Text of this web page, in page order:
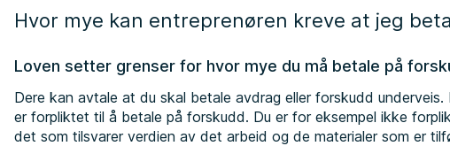
Hvor mye kan entreprenøren kreve at jeg
Loven setter grenser for hvor mye du må betale på
Dere kan avtale at du skal betale avdrag eller forskudd
er forpliktet til å betale på forskudd. Du er for eksempel ikke
det som tilsvarer verdien av det arbeid og de materialer som er